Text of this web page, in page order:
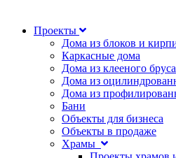
Проекты
Дома из блоков и
Каркасные дома
Дома из клееного бруса
Дома из
Дома из
Бани
Объекты для бизнеса
Объекты в продаже
Храмы